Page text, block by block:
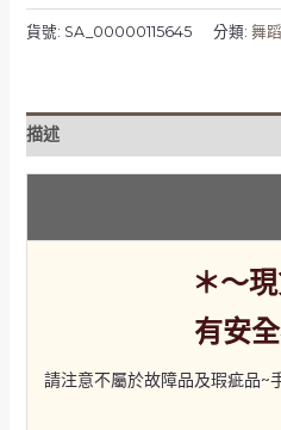
可
抽
高
不
貨號: SA_00000115645 分類: 舞
描述
＊～
有安
請注意不屬於故障品及瑕疵品~